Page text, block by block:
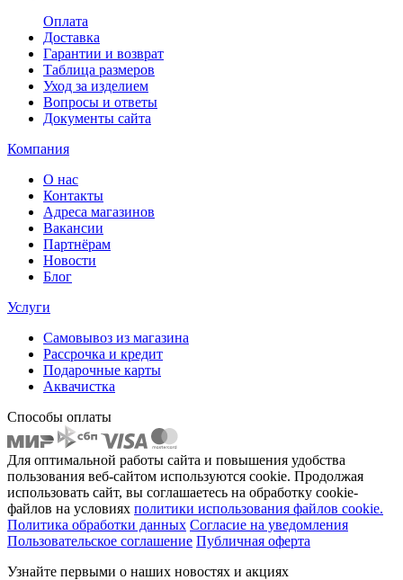
Оплата
Доставка
Гарантии и возврат
Таблица размеров
Уход за изделием
Вопросы и ответы
Документы сайта
Компания
О нас
Контакты
Адреса магазинов
Вакансии
Партнёрам
Новости
Блог
Услуги
Самовывоз из магазина
Рассрочка и кредит
Подарочные карты
Аквачистка
Способы оплаты
Для оптимальной работы сайта и повышения удобства
пользования веб-сайтом используются cookie. Продолжая
использовать сайт, вы соглашаетесь на обработку cookie-
файлов на условиях политики использования файлов cookie.
Политика обработки данных Согласие на уведомления
Пользовательское соглашение Публичная оферта
Узнайте первыми о наших новостях и акциях